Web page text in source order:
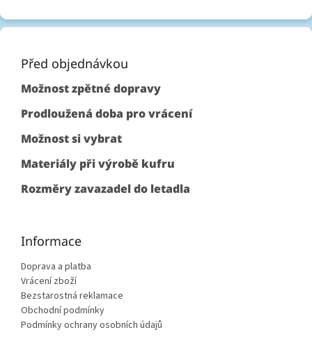
Z
Před objednávkou
Možnost zpětné dopravy
Prodloužená doba pro vrácení
Možnost si vybrat
Materiály při výrobě kufru
Rozměry zavazadel do letadla
Informace
Doprava a platba
Vrácení zboží
Bezstarostná reklamace
Obchodní podmínky
Podmínky ochrany osobních údajů